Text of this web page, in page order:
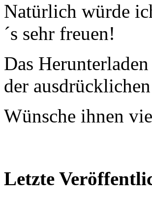
Natürlich würde
´s sehr freuen!
Das
der
Wünsche ihnen
Letzte